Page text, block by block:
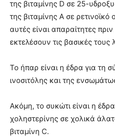
της βιταμίνης D σε 25-
της βιταμίνης Α σε
αυτές είναι απαραίτητες
εκτελέσουν τις βασικές τους
Το ήπαρ είναι η έδρα για τη
ινοσιτόλης και της
Ακόμη, το συκώτι είναι η
χοληστερίνης σε χολικά
βιταμίνη C.